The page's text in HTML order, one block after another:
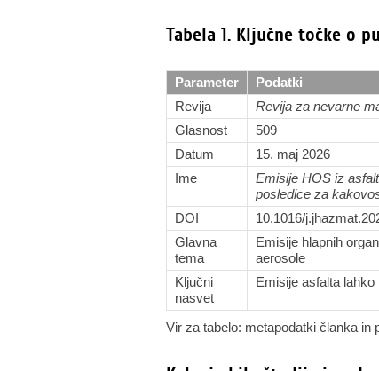
Tabela 1. Ključne točke o
Parameter
Podatki
Revija
Revija za nevarne
Glasnost
509
Datum
15. maj 2026
Ime
Emisije HOS iz
posledice za
DOI
10.1016/
Glavna
tema
Emisije hlapnih
aerosole
Ključni
nasvet
Emisije asfalta
Vir za tabelo: metapodatki članka in